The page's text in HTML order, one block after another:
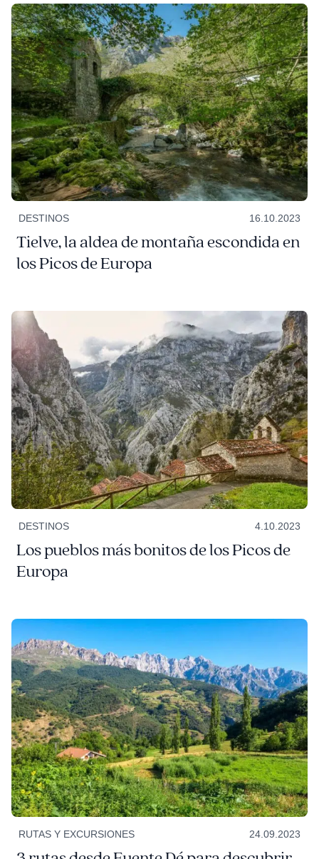
DESTINOS 16.10.2023
Tielve, la aldea de montaña escondida en
los Picos de Europa
DESTINOS 4.10.2023
Los pueblos más bonitos de los Picos de
Europa
RUTAS Y EXCURSIONES 24.09.2023